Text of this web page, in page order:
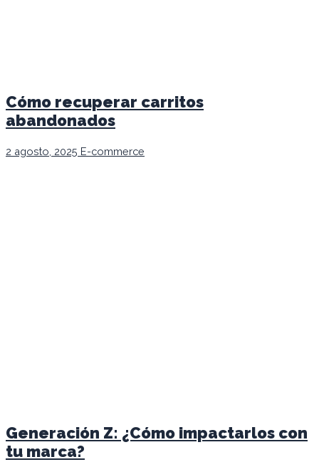
Cómo recuperar carritos
abandonados
2 agosto, 2025 E-commerce
Generación Z: ¿Cómo impactarlos con
tu marca?